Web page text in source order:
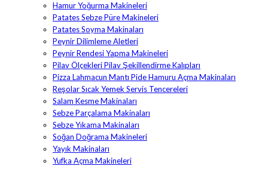
Hamur Yoğurma Makineleri
Patates Sebze Püre Makineleri
Patates Soyma Makinaları
Peynir Dilimleme Aletleri
Peynir Rendesi Yapma Makineleri
Pilav Ölçekleri Pilav Şekillendirme Kalıpları
Pizza Lahmacun Mantı Pide Hamuru Açma Makinaları
Reşolar Sıcak Yemek Servis Tencereleri
Salam Kesme Makinaları
Sebze Parçalama Makinaları
Sebze Yıkama Makinaları
Soğan Doğrama Makineleri
Yayık Makinaları
Yufka Açma Makineleri